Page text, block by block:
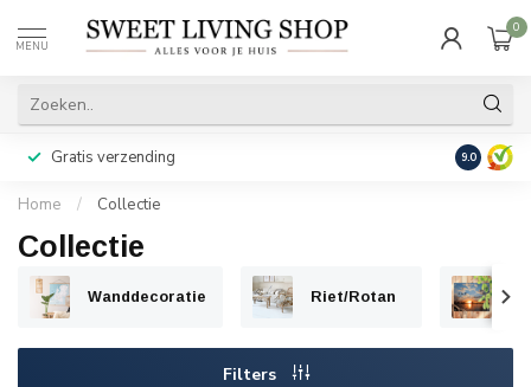
MENU
0
Gratis verzending Achteraf
9.0
Home / Collectie
Collectie
Wanddecoratie Riet/Rotan
Filters